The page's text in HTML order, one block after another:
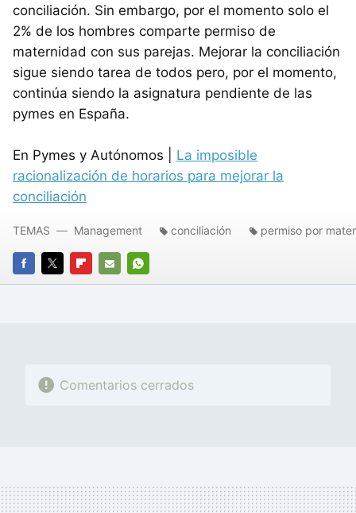
conciliación. Sin embargo, por el momento solo el
2% de los hombres comparte permiso de
maternidad con sus parejas. Mejorar la conciliación
sigue siendo tarea de todos pero, por el momento,
continúa siendo la asignatura pendiente de las
pymes en España.
En Pymes y Autónomos | La imposible
racionalización de horarios para mejorar la
conciliación
FACEBOOK
TWITTERFLIPBOARD
E-
WHATSAPP
TEMAS Management conciliación permiso por
Comentarios cerrados